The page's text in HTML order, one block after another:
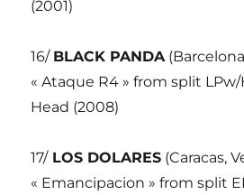
(2001)
16/ BLACK PANDA
« Ataque R4 » from split
Head (2008)
17/LOS DOLARES (Caracas,
« Emancipacion » from split